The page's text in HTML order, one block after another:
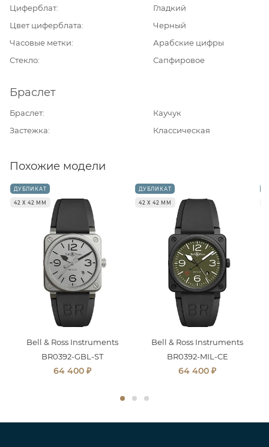
Циферблат
Гладкий
Цвет циферблата
Черный
Часовые метки
Арабские цифры
Стекло
Сапфировое
Браслет
Браслет
Каучук
Застежка
Классическая
Похожие модели
ДУБЛИКАТ
42 Х 42 ММ
Bell & Ross Instruments
BR0392-GBL-ST
64 400 ₽
ДУБЛИКАТ
42 Х 42 ММ
Bell & Ross Instruments
BR0392-MIL-CE
64 400 ₽